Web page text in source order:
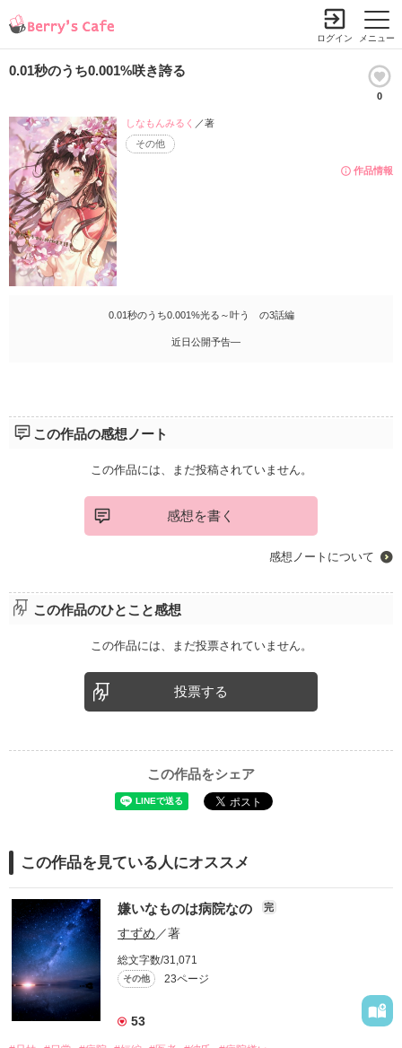
メニュー
ログイン
0.01秒のうち0.001%咲き誇る
0
作品情報
その他
しなもんみるく ／著
0.01秒のうち0.001%光る～叶う の3話編
近日公開予告―
この作品の感想ノート
この作品には、まだ投稿されていません。
感想を書く
感想ノートについて
この作品のひとこと感想
この作品には、まだ投票されていません。
投票する
この作品をシェア
この作品を見ている人にオススメ
嫌いなものは病院なの 完
すずめ ／著
総文字数/31,071
その他 23ページ
53